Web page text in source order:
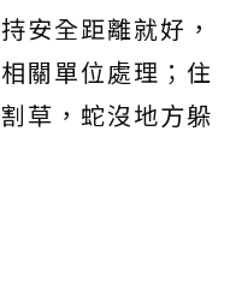
安全距離就好，
關單位處理；住
草，蛇沒地方躲